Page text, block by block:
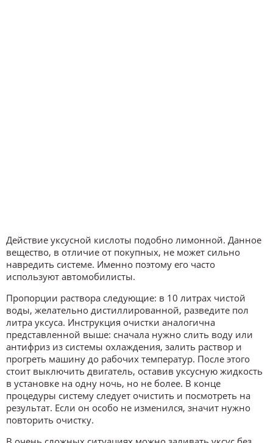
Действие уксусной кислоты подобно лимонной. Данное
вещество, в отличие от покупных, не может сильно
навредить системе. Именно поэтому его часто
используют автомобилисты.
Пропорции раствора следующие: в 10 литрах чистой
воды, желательно дистиллированной, разведите пол
литра уксуса. Инструкция очистки аналогична
представленной выше: сначала нужно слить воду или
антифриз из системы охлаждения, залить раствор и
прогреть машину до рабочих температур. После этого
стоит выключить двигатель, оставив уксусную жидкость
в установке на одну ночь, но не более. В конце
процедуры систему следует очистить и посмотреть на
результат. Если он особо не изменился, значит нужно
повторить очистку.